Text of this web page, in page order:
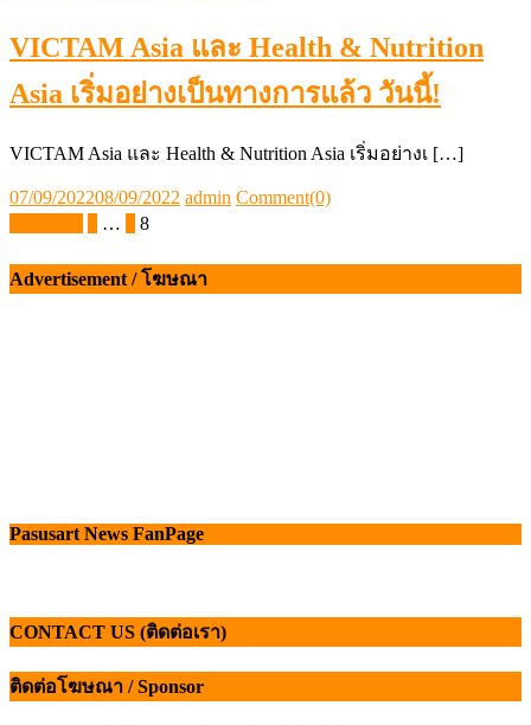
VICTAM Asia และ Health & Nutrition
Asia เริ่มอย่างเป็นทางการแล้ว วันนี้!
VICTAM Asia และ Health & Nutrition Asia เริ่มอย่างเ […]
Posted
on
07/09/202208/09/2022 Author
admin Comment(0)
Posts
… 8
Advertisement / โฆษณา
Pasusart News FanPage
CONTACT US (ติดต่อเรา)
ติดต่อโฆษณา / Sponsor